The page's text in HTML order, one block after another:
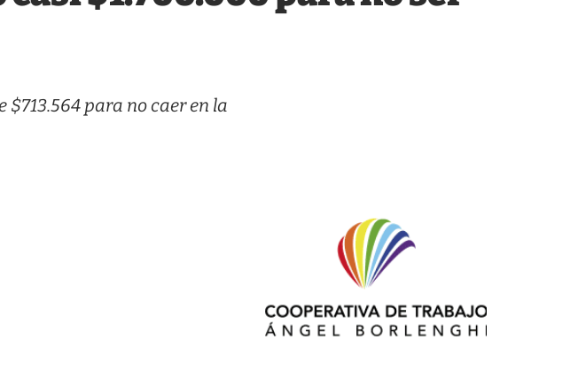
para no caer en la